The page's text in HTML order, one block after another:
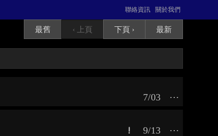
關於我們
聯絡資訊
最舊 ‹ 上頁 下頁 › 最新
⋯
7/03
⋯
9/13
!